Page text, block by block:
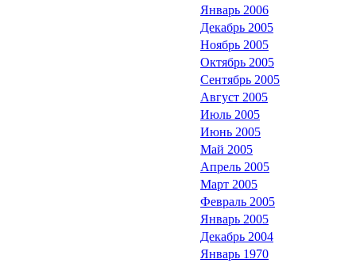
Январь 2006
Декабрь 2005
Ноябрь 2005
Октябрь 2005
Сентябрь 2005
Август 2005
Июль 2005
Июнь 2005
Май 2005
Апрель 2005
Март 2005
Февраль 2005
Январь 2005
Декабрь 2004
Январь 1970